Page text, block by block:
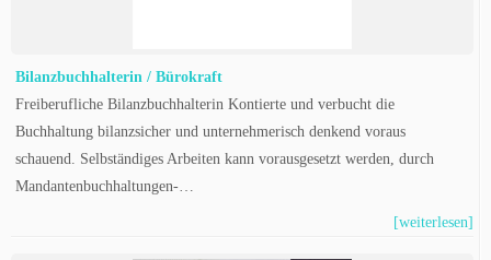
Bilanzbuchhalterin / Bürokraft
Freiberufliche Bilanzbuchhalterin Kontierte und verbucht die
Buchhaltung bilanzsicher und unternehmerisch denkend voraus
schauend. Selbständiges Arbeiten kann vorausgesetzt werden, durch
Mandantenbuchhaltungen-…
[weiterlesen]